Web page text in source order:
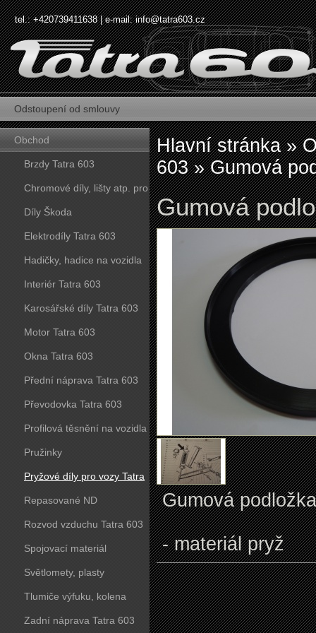
tel.: +420739411638 | e-mail:info@tatra603.cz
Odstoupení od smlouvy
Obchod
Brzdy Tatra 603
Chromové díly, lišty atp. pro
vozy Tatra 603
Díly Škoda
Elektrodíly Tatra 603
Hadičky, hadice na vozidla
Tatra 603
Interiér Tatra 603
Karosářské díly Tatra 603
Motor Tatra 603
Okna Tatra 603
Přední náprava Tatra 603
Převodovka Tatra 603
Profilová těsnění na vozidla
Tatra 603
Pružinky
Pryžové díly pro vozy Tatra
603
Repasované ND
Rozvod vzduchu Tatra 603
Spojovací materiál
Světlomety, plasty
Tlumiče výfuku, kolena
Zadní náprava Tatra 603
Hlavní stránka»
603»Gumová
Gumová
Gumová
- materiál pryž